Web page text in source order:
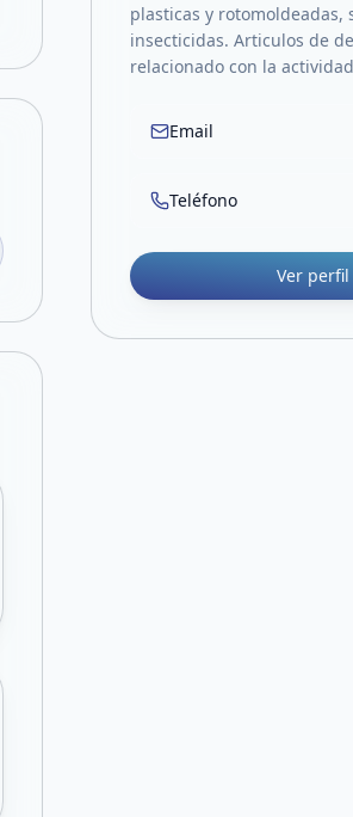
plasticas y
insecticidas. Articulos de
relacionado con la
Email
Teléfono
Ver